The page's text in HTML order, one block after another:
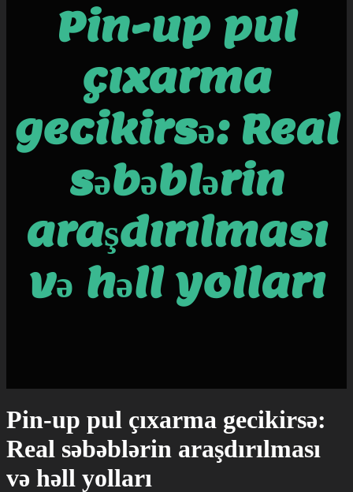
Pin-up pul
çıxarma
gecikirsə: Real
səbəblərin
araşdırılması
və həll yolları
Pin-up pul çıxarma gecikirsə:
Real səbəblərin araşdırılması
və həll yolları